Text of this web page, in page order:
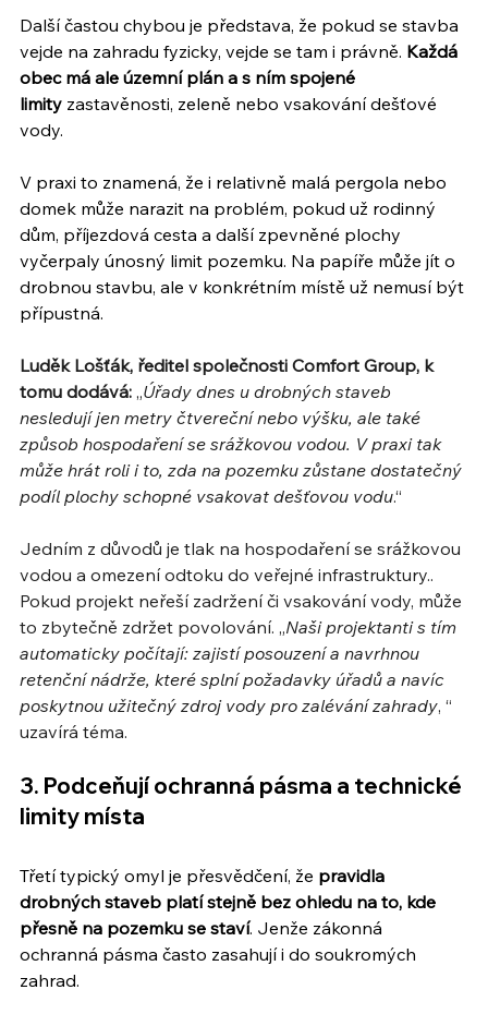
Další častou chybou je představa, že pokud se stavba
vejde na zahradu fyzicky, vejde se tam i právně. Každá
obec má ale územní plán a s ním spojené
limity zastavěnosti, zeleně nebo vsakování dešťové
vody.
V praxi to znamená, že i relativně malá pergola nebo
domek může narazit na problém, pokud už rodinný
dům, příjezdová cesta a další zpevněné plochy
vyčerpaly únosný limit pozemku. Na papíře může jít o
drobnou stavbu, ale v konkrétním místě už nemusí být
přípustná.
Luděk Lošťák, ředitel společnosti Comfort Group, k
tomu dodává: „Úřady dnes u drobných staveb
nesledují jen metry čtvereční nebo výšku, ale také
způsob hospodaření se srážkovou vodou. V praxi tak
může hrát roli i to, zda na pozemku zůstane dostatečný
podíl plochy schopné vsakovat dešťovou vodu.“
Jedním z důvodů je tlak na hospodaření se srážkovou
vodou a omezení odtoku do veřejné infrastruktury..
Pokud projekt neřeší zadržení či vsakování vody, může
to zbytečně zdržet povolování. „Naši projektanti s tím
automaticky počítají: zajistí posouzení a navrhnou
retenční nádrže, které splní požadavky úřadů a navíc
poskytnou užitečný zdroj vody pro zalévání zahrady, “
uzavírá téma.
3. Podceňují ochranná pásma a technické
limity místa
Třetí typický omyl je přesvědčení, že pravidla
drobných staveb platí stejně bez ohledu na to, kde
přesně na pozemku se staví. Jenže zákonná
ochranná pásma často zasahují i do soukromých
zahrad.